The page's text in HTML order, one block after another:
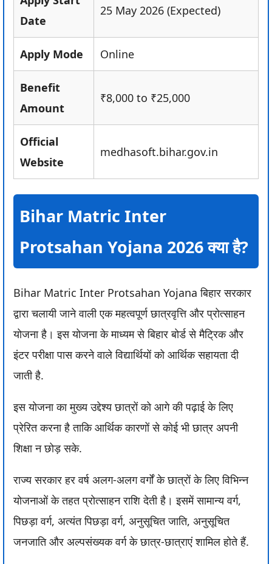
Date
25 May 2026 (Expected)
Apply Mode Online
Benefit
Amount
₹8,000 to ₹25,000
Official
Website
medhasoft.bihar.gov.in
Bihar Matric Inter
Protsahan Yojana 2026 क्या है?
Bihar Matric Inter Protsahan Yojana बिहार सरकार
द्वारा चलायी जाने वाली एक महत्वपूर्ण छात्रवृत्ति और प्रोत्साहन
योजना है। इस योजना के माध्यम से बिहार बोर्ड से मैट्रिक और
इंटर परीक्षा पास करने वाले विद्यार्थियों को आर्थिक सहायता दी
जाती है.
इस योजना का मुख्य उद्देश्य छात्रों को आगे की पढ़ाई के लिए
प्रेरित करना है ताकि आर्थिक कारणों से कोई भी छात्र अपनी
शिक्षा न छोड़ सके.
राज्य सरकार हर वर्ष अलग-अलग वर्गों के छात्रों के लिए विभिन्न
योजनाओं के तहत प्रोत्साहन राशि देती है। इसमें सामान्य वर्ग,
पिछड़ा वर्ग, अत्यंत पिछड़ा वर्ग, अनुसूचित जाति, अनुसूचित
जनजाति और अल्पसंख्यक वर्ग के छात्र-छात्राएं शामिल होते हैं.